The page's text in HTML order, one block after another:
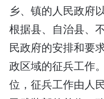
乡、镇的人民政府
根据县、自治县、
民政府的安排和要
政区域的征兵工作
位，征兵工作由人